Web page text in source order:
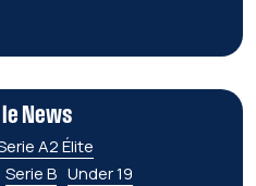
News
A2 Élite
Serie B Under 19